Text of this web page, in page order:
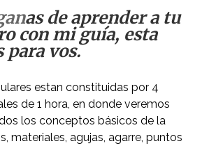
as de aprender a tu
con mi guía, esta
para vos.
estan constituidas por 4
de 1 hora, en donde veremos
los conceptos básicos de la
materiales, agujas, agarre, puntos